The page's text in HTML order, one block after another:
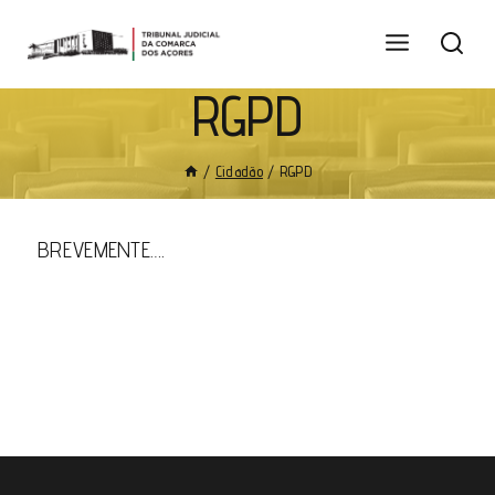
RGPD
/ Cidadão / RGPD
BREVEMENTE….